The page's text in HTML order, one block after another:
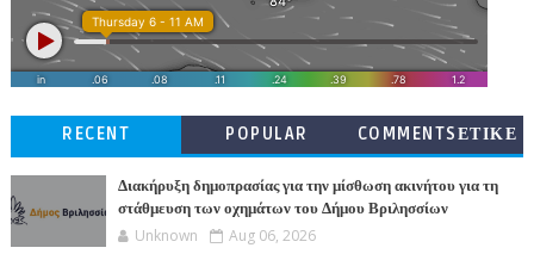
RECENT POPULAR
COMMENTSΕΤΙΚΕ
Διακήρυξη δημοπρασίας για την μίσθωση ακινήτου για τη
στάθμευση των οχημάτων του Δήμου Βριλησσίων
Unknown Aug 06, 2026